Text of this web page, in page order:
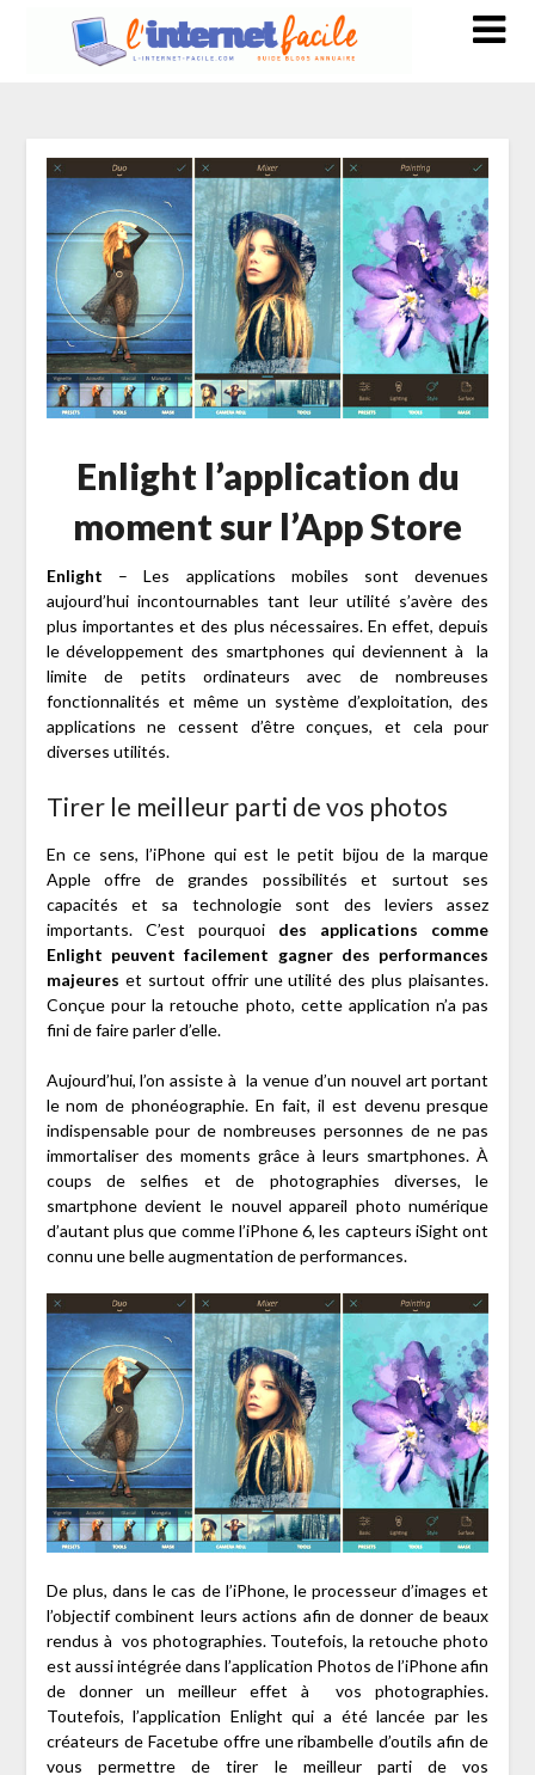
Enlight l’application du
moment sur l’App Store
Enlight – Les applications mobiles sont devenues
aujourd’hui incontournables tant leur utilité s’avère des
plus importantes et des plus nécessaires. En effet, depuis
le développement des smartphones qui deviennent à la
limite de petits ordinateurs avec de nombreuses
fonctionnalités et même un système d’exploitation, des
applications ne cessent d’être conçues, et cela pour
diverses utilités.
Tirer le meilleur parti de vos photos
En ce sens, l’iPhone qui est le petit bijou de la marque
Apple offre de grandes possibilités et surtout ses
capacités et sa technologie sont des leviers assez
importants. C’est pourquoi des applications comme
Enlight peuvent facilement gagner des performances
majeures et surtout offrir une utilité des plus plaisantes.
Conçue pour la retouche photo, cette application n’a pas
fini de faire parler d’elle.
Aujourd’hui, l’on assiste à la venue d’un nouvel art portant
le nom de phonéographie. En fait, il est devenu presque
indispensable pour de nombreuses personnes de ne pas
immortaliser des moments grâce à leurs smartphones. À
coups de selfies et de photographies diverses, le
smartphone devient le nouvel appareil photo numérique
d’autant plus que comme l’iPhone 6, les capteurs iSight ont
connu une belle augmentation de performances.
De plus, dans le cas de l’iPhone, le processeur d’images et
l’objectif combinent leurs actions afin de donner de beaux
rendus à vos photographies. Toutefois, la retouche photo
est aussi intégrée dans l’application Photos de l’iPhone afin
de donner un meilleur effet à vos photographies.
Toutefois, l’application Enlight qui a été lancée par les
créateurs de Facetube offre une ribambelle d’outils afin de
vous permettre de tirer le meilleur parti de vos